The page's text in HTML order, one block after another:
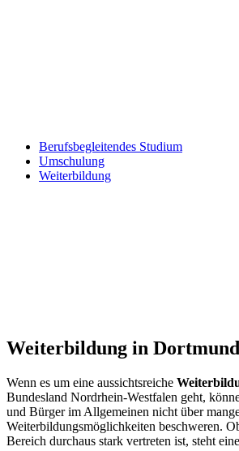
Berufsbegleitendes Studium
Umschulung
Weiterbildung
Weiterbildung in Dortmund
Wenn es um eine aussichtsreiche
Bundesland Nordrhein-Westfalen geht,
und Bürger im Allgemeinen nicht über
Weiterbildungsmöglichkeiten beschweren.
Bereich durchaus stark vertreten ist, steht